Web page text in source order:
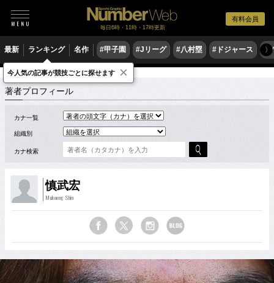
有料会員
毎日6時・11時・17時更新
最新 ランキング 名作 #甲子園 #Jリーグ #八村塁 #ドジャース #
〉
著者 シ 慎武宏 スポーツコラム
著者プロフィール
カナ一覧
組織別
カナ検索
慎武宏
Mukoeng Shin
今人気の記事が競技ごとに探せます ×